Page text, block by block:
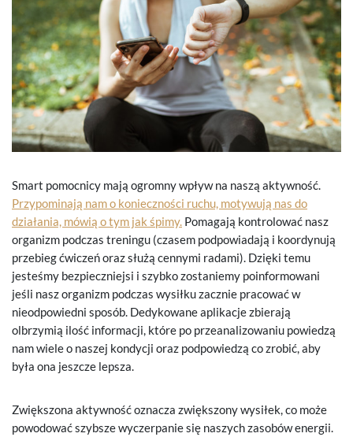
Smart pomocnicy mają ogromny wpływ na naszą aktywność.
Przypominają nam o konieczności ruchu, motywują nas do
działania, mówią o tym jak śpimy. Pomagają kontrolować nasz
organizm podczas treningu (czasem podpowiadają i koordynują
przebieg ćwiczeń oraz służą cennymi radami). Dzięki temu
jesteśmy bezpieczniejsi i szybko zostaniemy poinformowani
jeśli nasz organizm podczas wysiłku zacznie pracować w
nieodpowiedni sposób. Dedykowane aplikacje zbierają
olbrzymią ilość informacji, które po przeanalizowaniu powiedzą
nam wiele o naszej kondycji oraz podpowiedzą co zrobić, aby
była ona jeszcze lepsza.
Zwiększona aktywność oznacza zwiększony wysiłek, co może
powodować szybsze wyczerpanie się naszych zasobów energii.